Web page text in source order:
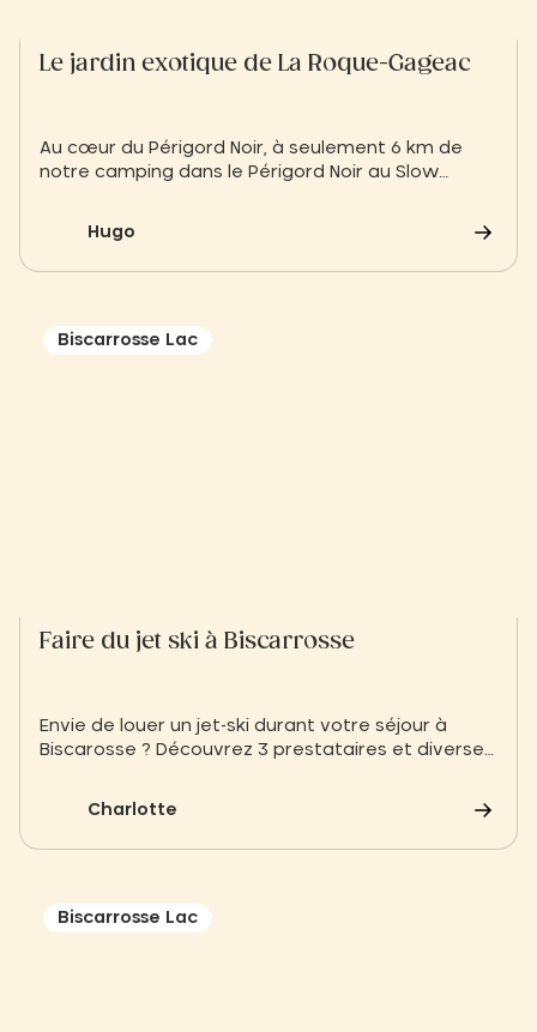
Le jardin exotique de La Roque-Gageac
Au cœur du Périgord Noir, à seulement 6 km de
notre camping dans le Périgord Noir au Slow
Hugo
Biscarrosse Lac
Faire du jet ski à Biscarrosse
Envie de louer un jet-ski durant votre séjour à
Biscarosse ? Découvrez 3 prestataires et diverses
Charlotte
Biscarrosse Lac